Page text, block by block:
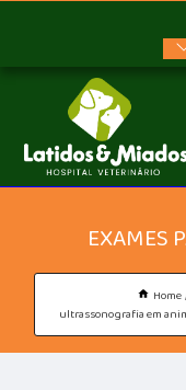
EXAMES
Home
ultrassonografia em